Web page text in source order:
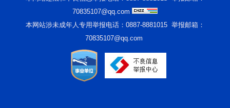
70835107@qq.com
本网站涉未成年人专用举报电话：0887-8881015 举报邮箱：
70835107@qq.com